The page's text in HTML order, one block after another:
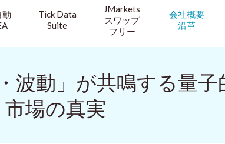
動
Tick Data
Suite
JMarkets
スワップ
フリー
会社概要
沿革
波動」が共鳴する量
場の真実